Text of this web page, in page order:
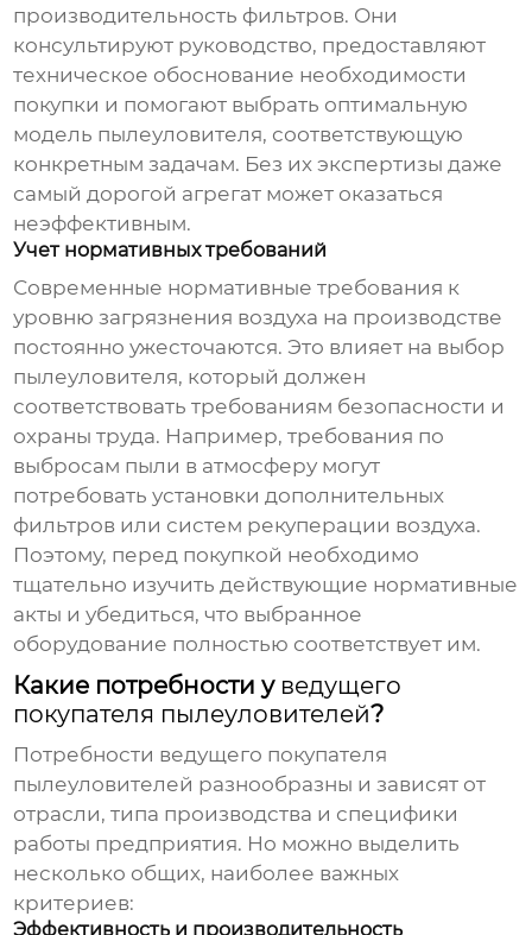
производительность фильтров. Они
консультируют руководство, предоставляют
техническое обоснование необходимости
покупки и помогают выбрать оптимальную
модель пылеуловителя, соответствующую
конкретным задачам. Без их экспертизы даже
самый дорогой агрегат может оказаться
неэффективным.
Учет нормативных требований
Современные нормативные требования к
уровню загрязнения воздуха на производстве
постоянно ужесточаются. Это влияет на выбор
пылеуловителя, который должен
соответствовать требованиям безопасности и
охраны труда. Например, требования по
выбросам пыли в атмосферу могут
потребовать установки дополнительных
фильтров или систем рекуперации воздуха.
Поэтому, перед покупкой необходимо
тщательно изучить действующие нормативные
акты и убедиться, что выбранное
оборудование полностью соответствует им.
Какие потребности у ведущего
покупателя пылеуловителей?
Потребности ведущего покупателя
пылеуловителей разнообразны и зависят от
отрасли, типа производства и специфики
работы предприятия. Но можно выделить
несколько общих, наиболее важных
критериев:
Эффективность и производительность